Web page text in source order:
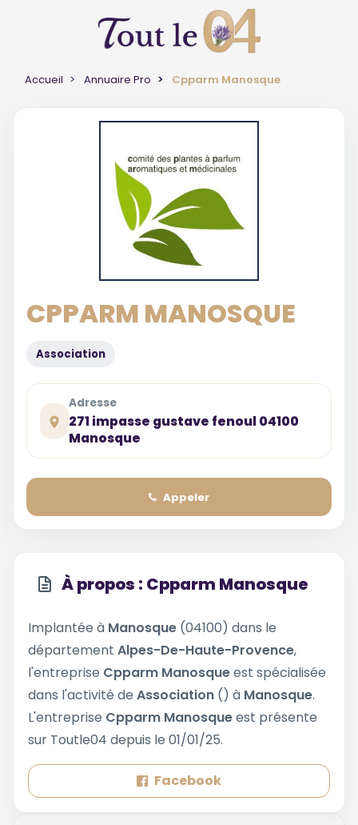
Accueil Annuaire Pro Cpparm Manosque
CPPARM MANOSQUE
Association
Adresse
271 impasse gustave fenoul 04100
Manosque
Appeler
À propos : Cpparm Manosque
Implantée à Manosque (04100) dans le
département Alpes-De-Haute-Provence,
l'entreprise Cpparm Manosqueest spécialisée
dans l'activité de Association () à Manosque.
L'entreprise Cpparm Manosqueest présente
sur Toutle04 depuis le 01/01/25.
Facebook